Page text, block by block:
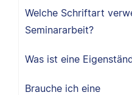
Welche Schriftart
Seminararbeit?
Was ist eine
Brauche ich eine